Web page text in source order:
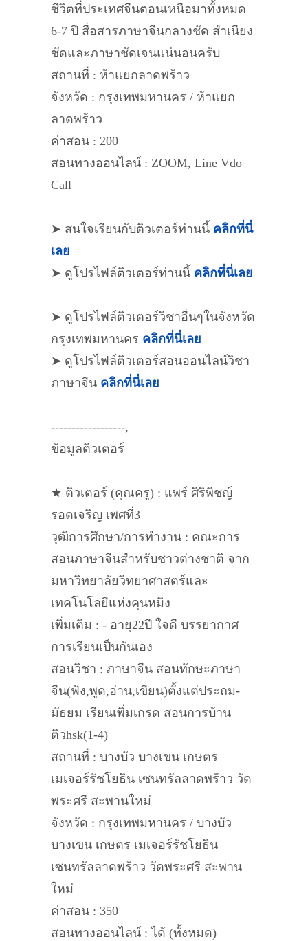
ชีวิตที่ประเทศจีนตอนเหนือมาทั้งหมด
6-7 ปี สื่อสารภาษาจีนกลางชัด สำเนียง
ชัดและภาษาชัดเจนแน่นอนครับ
สถานที่ : ห้าแยกลาดพร้าว
จังหวัด : กรุงเทพมหานคร / ห้าแยก
ลาดพร้าว
ค่าสอน : 200
สอนทางออนไลน์ : ZOOM, Line Vdo
Call
➤ สนใจเรียนกับติวเตอร์ท่านนี้ คลิกที่นี่
เลย
➤ ดูโปรไฟล์ติวเตอร์ท่านนี้ คลิกที่นี่เลย
➤ ดูโปรไฟล์ติวเตอร์วิชาอื่นๆในจังหวัด
กรุงเทพมหานคร คลิกที่นี่เลย
➤ ดูโปรไฟล์ติวเตอร์สอนออนไลน์วิชา
ภาษาจีน คลิกที่นี่เลย
------------------,
ข้อมูลติวเตอร์
★ ติวเตอร์ (คุณครู) : แพร์ ศิริพิชญ์
รอดเจริญ เพศที่3
วุฒิการศึกษา/การทำงาน : คณะการ
สอนภาษาจีนสำหรับชาวต่างชาติ จาก
มหาวิทยาลัยวิทยาศาสตร์และ
เทคโนโลยีแห่งคุนหมิง
เพิ่มเติม : - อายุ22ปี ใจดี บรรยากาศ
การเรียนเป็นกันเอง
สอนวิชา : ภาษาจีน สอนทักษะภาษา
จีน(ฟัง,พูด,อ่าน,เขียน)ตั้งแต่ประถม-
มัธยม เรียนเพิ่มเกรด สอนการบ้าน
ติวhsk(1-4)
สถานที่ : บางบัว บางเขน เกษตร
เมเจอร์รัชโยธิน เซนทรัลลาดพร้าว วัด
พระศรี สะพานใหม่
จังหวัด : กรุงเทพมหานคร / บางบัว
บางเขน เกษตร เมเจอร์รัชโยธิน
เซนทรัลลาดพร้าว วัดพระศรี สะพาน
ใหม่
ค่าสอน : 350
สอนทางออนไลน์ : ได้ (ทั้งหมด)